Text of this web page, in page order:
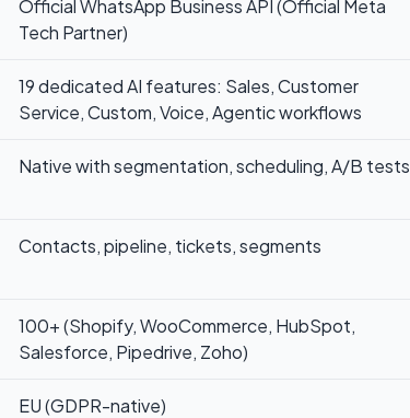
Official WhatsApp Business API (Official Meta
Tech Partner)
19 dedicated AI features: Sales, Customer
Service, Custom, Voice, Agentic workflows
Native with segmentation, scheduling, A/B tests
Contacts, pipeline, tickets, segments
100+ (Shopify, WooCommerce, HubSpot,
Salesforce, Pipedrive, Zoho)
EU (GDPR-native)